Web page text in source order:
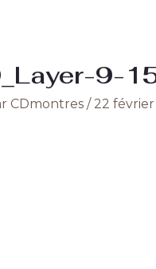
9-
CDmontres / 22